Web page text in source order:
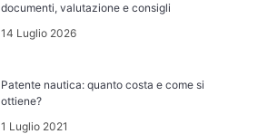
documenti, valutazione e consigli
14 Luglio 2026
Patente nautica: quanto costa e come si
ottiene?
1 Luglio 2021